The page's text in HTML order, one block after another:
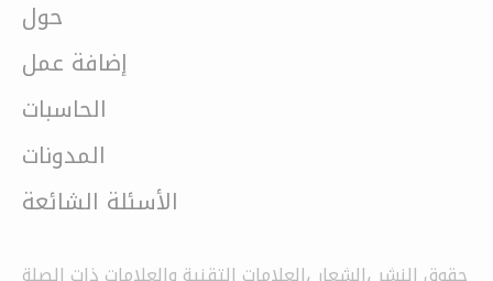
حول
إضافة عمل
الحاسبات
المدونات
الأسئلة الشائعة